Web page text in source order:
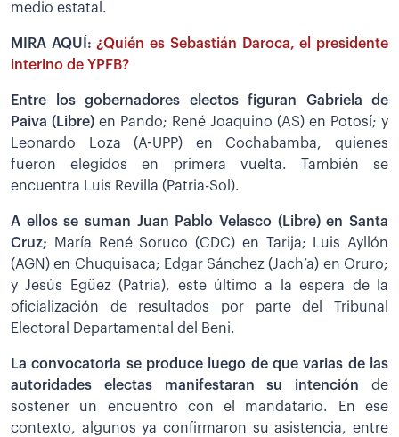
medio estatal.
MIRA AQUÍ:¿Quién es Sebastián Daroca, el presidente
interino de YPFB?
Entre los gobernadores electos figuran Gabriela de
Paiva (Libre) en Pando; René Joaquino (AS) en Potosí; y
Leonardo Loza (A-UPP) en Cochabamba, quienes
fueron elegidos en primera vuelta. También se
encuentra Luis Revilla (Patria-Sol).
A ellos se suman Juan Pablo Velasco (Libre) en Santa
Cruz; María René Soruco (CDC) en Tarija; Luis Ayllón
(AGN) en Chuquisaca; Edgar Sánchez (Jach’a) en Oruro;
y Jesús Egüez (Patria), este último a la espera de la
oficialización de resultados por parte del Tribunal
Electoral Departamental del Beni.
La convocatoria se produce luego de que varias de las
autoridades electas manifestaran su intención de
sostener un encuentro con el mandatario. En ese
contexto, algunos ya confirmaron su asistencia, entre